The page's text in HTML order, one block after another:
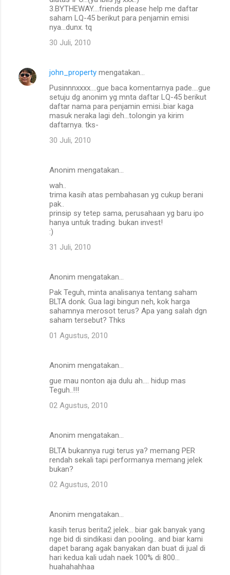
3.BYTHEWAY....friends please help me daftar
saham LQ-45 berikut para penjamin emisi
nya...dunx. tq
30 Juli, 2010
john_property mengatakan…
Pusinnnxxxx....gue baca komentarnya pade....gue
setuju dg anonim yg mnta daftar LQ-45 berikut
daftar nama para penjamin emisi..biar kaga
masuk neraka lagi deh...tolongin ya kirim
daftarnya. tks-
30 Juli, 2010
Anonim mengatakan…
wah..
trima kasih atas pembahasan yg cukup berani
pak..
prinsip sy tetep sama, perusahaan yg baru ipo
hanya untuk trading. bukan invest!
:)
31 Juli, 2010
Anonim mengatakan…
Pak Teguh, minta analisanya tentang saham
BLTA donk. Gua lagi bingun neh, kok harga
sahamnya merosot terus? Apa yang salah dgn
saham tersebut? Thks
01 Agustus, 2010
Anonim mengatakan…
gue mau nonton aja dulu ah.... hidup mas
Teguh..!!!
02 Agustus, 2010
Anonim mengatakan…
BLTA bukannya rugi terus ya? memang PER
rendah sekali tapi performanya memang jelek
bukan?
02 Agustus, 2010
Anonim mengatakan…
kasih terus berita2 jelek... biar gak banyak yang
nge bid di sindikasi dan pooling.. and biar kami
dapet barang agak banyakan dan buat di jual di
hari kedua kali udah naek 100% di 800...
huahahahhaa